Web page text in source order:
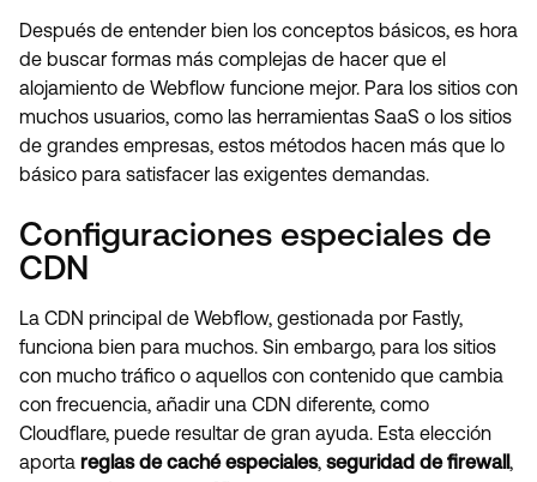
Después de entender bien los conceptos básicos, es hora
de buscar formas más complejas de hacer que el
alojamiento de Webflow funcione mejor. Para los sitios con
muchos usuarios, como las herramientas SaaS o los sitios
de grandes empresas, estos métodos hacen más que lo
básico para satisfacer las exigentes demandas.
Configuraciones especiales de
CDN
La CDN principal de Webflow, gestionada por Fastly,
funciona bien para muchos. Sin embargo, para los sitios
con mucho tráfico o aquellos con contenido que cambia
con frecuencia, añadir una CDN diferente, como
Cloudflare, puede resultar de gran ayuda. Esta elección
aporta reglas de caché especiales, seguridad de firewall,